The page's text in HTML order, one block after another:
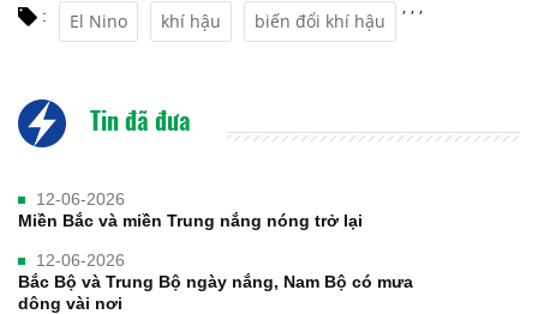
: El Nino
,
khí hậu
,
biến đổi khí hậu
,
Tin đã đưa
12-06-2026
Miền Bắc và miền Trung nắng nóng trở lại
12-06-2026
Bắc Bộ và Trung Bộ ngày nắng, Nam Bộ có mưa
dông vài nơi